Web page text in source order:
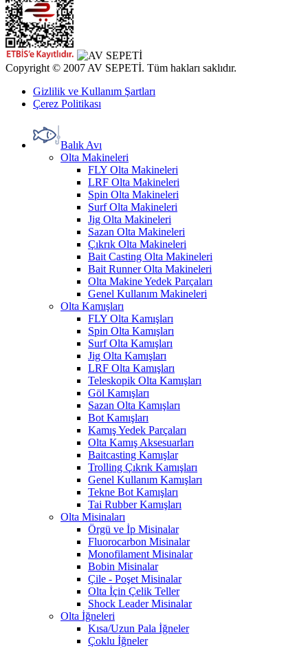
Copyright © 2007 AV SEPETİ. Tüm hakları saklıdır.
Gizlilik ve Kullanım Şartları
Çerez Politikası
Balık Avı
Olta Makineleri
FLY Olta Makineleri
LRF Olta Makineleri
Spin Olta Makineleri
Surf Olta Makineleri
Jig Olta Makineleri
Sazan Olta Makineleri
Çıkrık Olta Makineleri
Bait Casting Olta Makineleri
Bait Runner Olta Makineleri
Olta Makine Yedek Parçaları
Genel Kullanım Makineleri
Olta Kamışları
FLY Olta Kamışları
Spin Olta Kamışları
Surf Olta Kamışları
Jig Olta Kamışları
LRF Olta Kamışları
Teleskopik Olta Kamışları
Göl Kamışları
Sazan Olta Kamışları
Bot Kamışları
Kamış Yedek Parçaları
Olta Kamış Aksesuarları
Baitcasting Kamışlar
Trolling Çıkrık Kamışları
Genel Kullanım Kamışları
Tekne Bot Kamışları
Tai Rubber Kamışları
Olta Misinaları
Örgü ve İp Misinalar
Fluorocarbon Misinalar
Monofilament Misinalar
Bobin Misinalar
Çile - Poşet Misinalar
Olta İçin Çelik Teller
Shock Leader Misinalar
Olta İğneleri
Kısa/Uzun Pala İğneler
Çoklu İğneler